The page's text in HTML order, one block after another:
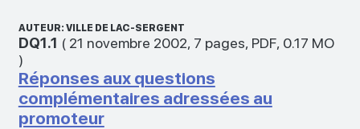
AUTEUR: VILLE DE LAC-SERGENT
DQ1.1 ( 21 novembre 2002, 7 pages, PDF, 0.17 MO
)
Réponses aux questions
complémentaires adressées au
promoteur